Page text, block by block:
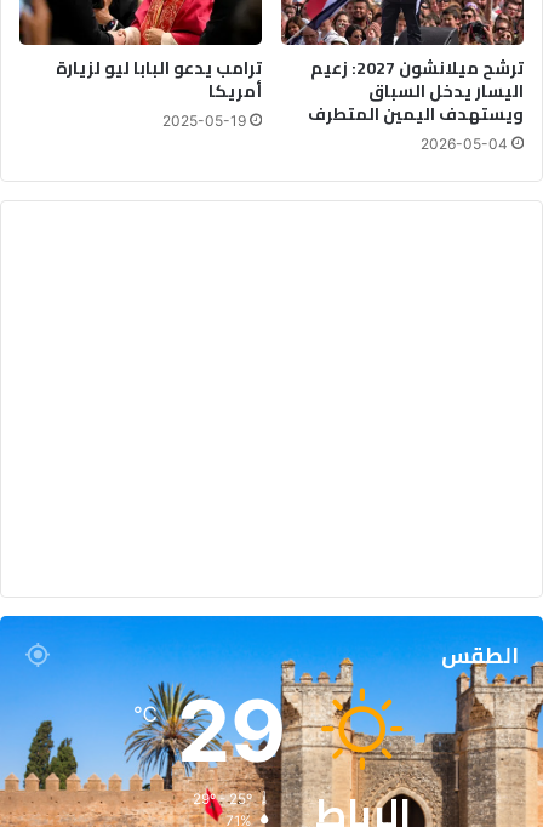
ترشح ميلانشون 2027: زعيم
اليسار يدخل السباق
ويستهدف اليمين المتطرف
2026-05-04
ترامب يدعو البابا ليو لزيارة
أمريكا
2025-05-19
الطقس
29
℃
29º - 25º
71%